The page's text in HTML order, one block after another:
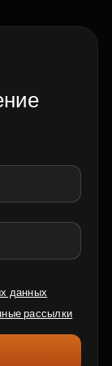
данных
рассылки